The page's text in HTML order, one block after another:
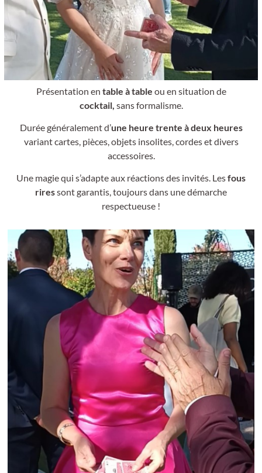
Présentation en table à table ou en situation de
cocktail, sans formalisme.
Durée généralement d’une heure trente à deux heures
variant cartes, pièces, objets insolites, cordes et divers
accessoires.
Une magie qui s’adapte aux réactions des invités. Lesfous
riressont garantis, toujours dans une démarche
respectueuse !